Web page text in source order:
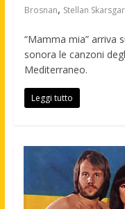
Brosnan, Stellan
“Mamma mia” arriva
sonora le canzoni
Mediterraneo.
Leggi tutto